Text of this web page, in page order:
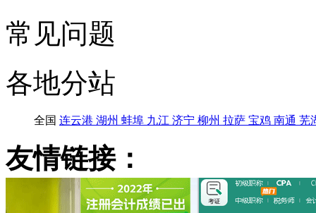
常见问题
各地分站
全国 连云港 湖州 蚌埠 九江 济宁 柳州 拉萨 宝鸡 南通 芜
友情链接：